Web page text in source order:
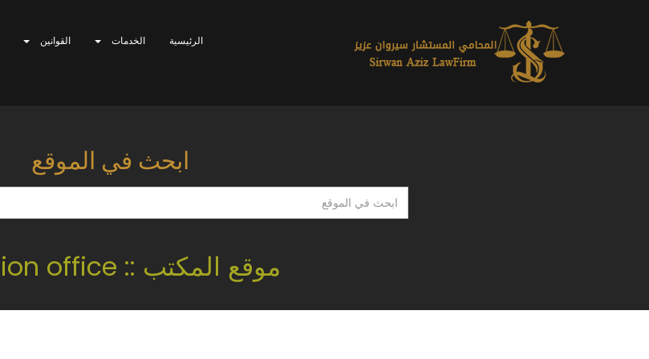
الرئيسية الخدمات القوانين
ابحث في الموقع
ابحث
في
موقع المكتب :: Location office